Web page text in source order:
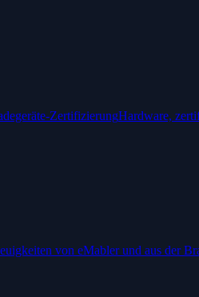
ZertifizierungHardware,
von eMabler und aus der